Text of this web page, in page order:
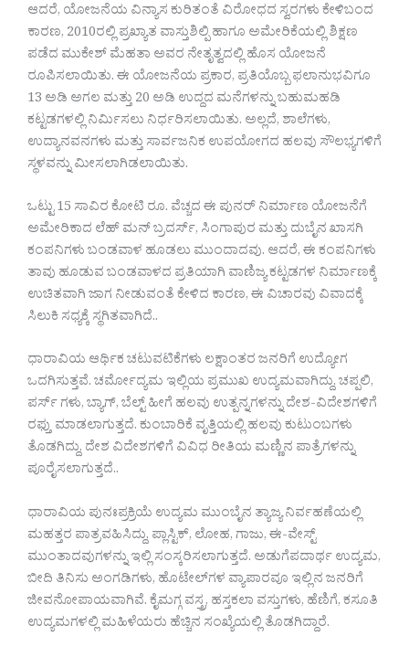
ಆದರೆ, ಯೋಜನೆಯ ವಿನ್ಯಾಸ ಕುರಿತಂತೆ ವಿರೋಧದ ಸ್ವರಗಳು ಕೇಳಿಬಂದ
ಕಾರಣ, 2010ರಲ್ಲಿ ಪ್ರಖ್ಯಾತ ವಾಸ್ತುಶಿಲ್ಪಿ ಹಾಗೂ ಅಮೇರಿಕೆಯಲ್ಲಿ ಶಿಕ್ಷಣ
ಪಡೆದ ಮುಕೇಶ್ ಮೆಹತಾ ಅವರ ನೇತೃತ್ವದಲ್ಲಿ ಹೊಸ ಯೋಜನೆ
ರೂಪಿಸಲಾಯಿತು. ಈ ಯೋಜನೆಯ ಪ್ರಕಾರ, ಪ್ರತಿಯೊಬ್ಬ ಫಲಾನುಭವಿಗೂ
13 ಅಡಿ ಅಗಲ ಮತ್ತು 20 ಅಡಿ ಉದ್ದದ ಮನೆಗಳನ್ನು ಬಹುಮಹಡಿ
ಕಟ್ಟಡಗಳಲ್ಲಿ ನಿರ್ಮಿಸಲು ನಿರ್ಧರಿಸಲಾಯಿತು. ಅಲ್ಲದೆ, ಶಾಲೆಗಳು,
ಉದ್ಯಾನವನಗಳು ಮತ್ತು ಸಾರ್ವಜನಿಕ ಉಪಯೋಗದ ಹಲವು ಸೌಲಭ್ಯಗಳಿಗೆ
ಸ್ಥಳವನ್ನು ಮೀಸಲಾಗಿಡಲಾಯಿತು.
ಒಟ್ಟು 15 ಸಾವಿರ ಕೋಟಿ ರೂ. ವೆಚ್ಚದ ಈ ಪುನರ್ ನಿರ್ಮಾಣ ಯೋಜನೆಗೆ
ಅಮೇರಿಕಾದ ಲೆಹ್ ಮನ್ ಬ್ರದರ್ಸ್, ಸಿಂಗಾಪುರ ಮತ್ತು ದುಬೈನ ಖಾಸಗಿ
ಕಂಪನಿಗಳು ಬಂಡವಾಳ ಹೂಡಲು ಮುಂದಾದವು. ಆದರೆ, ಈ ಕಂಪನಿಗಳು
ತಾವು ಹೂಡುವ ಬಂಡವಾಳದ ಪ್ರತಿಯಾಗಿ ವಾಣಿಜ್ಯ ಕಟ್ಟಡಗಳ ನಿರ್ಮಾಣಕ್ಕೆ
ಉಚಿತವಾಗಿ ಜಾಗ ನೀಡುವಂತೆ ಕೇಳಿದ ಕಾರಣ, ಈ ವಿಚಾರವು ವಿವಾದಕ್ಕೆ
ಸಿಲುಕಿ ಸಧ್ಯಕ್ಕೆ ಸ್ಥಗಿತವಾಗಿದೆ..
ಧಾರಾವಿಯ ಆರ್ಥಿಕ ಚಟುವಟಿಕೆಗಳು ಲಕ್ಷಾಂತರ ಜನರಿಗೆ ಉದ್ಯೋಗ
ಒದಗಿಸುತ್ತವೆ. ಚರ್ಮೋದ್ಯಮ ಇಲ್ಲಿಯ ಪ್ರಮುಖ ಉದ್ಯಮವಾಗಿದ್ದು, ಚಪ್ಪಲಿ,
ಪರ್ಸ್ ಗಳು, ಬ್ಯಾಗ್, ಬೆಲ್ಟ್ ಹೀಗೆ ಹಲವು ಉತ್ಪನ್ನಗಳನ್ನು ದೇಶ-ವಿದೇಶಗಳಿಗೆ
ರಫ್ತು ಮಾಡಲಾಗುತ್ತದೆ. ಕುಂಬಾರಿಕೆ ವೃತ್ತಿಯಲ್ಲಿ ಹಲವು ಕುಟುಂಬಗಳು
ತೊಡಗಿದ್ದು, ದೇಶ ವಿದೇಶಗಳಿಗೆ ವಿವಿಧ ರೀತಿಯ ಮಣ್ಣಿನ ಪಾತ್ರೆಗಳನ್ನು
ಪೂರೈಸಲಾಗುತ್ತದೆ..
ಧಾರಾವಿಯ ಪುನಃಪ್ರಕ್ರಿಯೆ ಉದ್ಯಮ ಮುಂಬೈನ ತ್ಯಾಜ್ಯ ನಿರ್ವಹಣೆಯಲ್ಲಿ
ಮಹತ್ತರ ಪಾತ್ರವಹಿಸಿದ್ದು, ಪ್ಲಾಸ್ಟಿಕ್, ಲೋಹ, ಗಾಜು, ಈ-ವೇಸ್ಟ್
ಮುಂತಾದವುಗಳನ್ನು ಇಲ್ಲಿ ಸಂಸ್ಕರಿಸಲಾಗುತ್ತದೆ. ಅಡುಗೆಪದಾರ್ಥ ಉದ್ಯಮ,
ಬೀದಿ ತಿನಿಸು ಅಂಗಡಿಗಳು, ಹೊಟೇಲ್‌ಗಳ ವ್ಯಾಪಾರವೂ ಇಲ್ಲಿನ ಜನರಿಗೆ
ಜೀವನೋಪಾಯವಾಗಿವೆ. ಕೈಮಗ್ಗ ವಸ್ತ್ರ, ಹಸ್ತಕಲಾ ವಸ್ತುಗಳು, ಹೆಣಿಗೆ, ಕಸೂತಿ
ಉದ್ಯಮಗಳಲ್ಲಿ ಮಹಿಳೆಯರು ಹೆಚ್ಚಿನ ಸಂಖ್ಯೆಯಲ್ಲಿ ತೊಡಗಿದ್ದಾರೆ.